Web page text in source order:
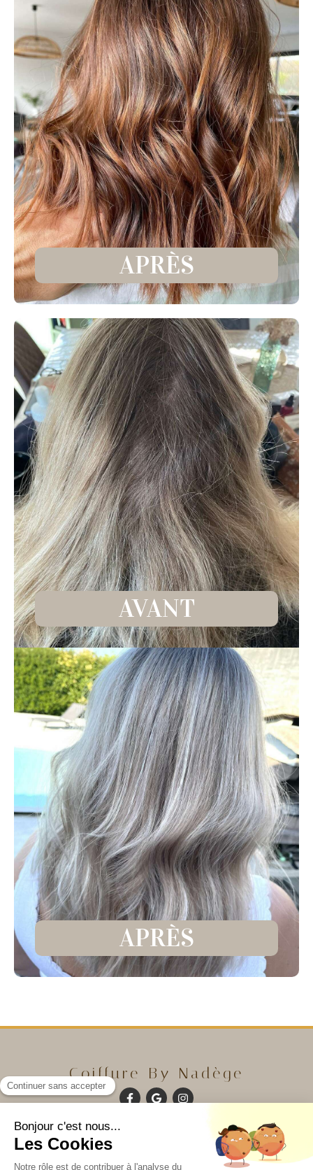
APRÈS
AVANT
APRÈS
Coiffure By Nadège
©2024 Coiffure By Nadège - Coiffure à domicile
Contacter Coiffure By Nadège